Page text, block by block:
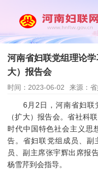
河南省妇联党组理论
大）报告会
时间：2023-06-02 来源：
6月2日，河南省妇联
（扩大）报告会。省社科
时代中国特色社会主义思
告。省妇联党组成员、副
员、副主席张宇辉出席报
杨雪芹到会指导。